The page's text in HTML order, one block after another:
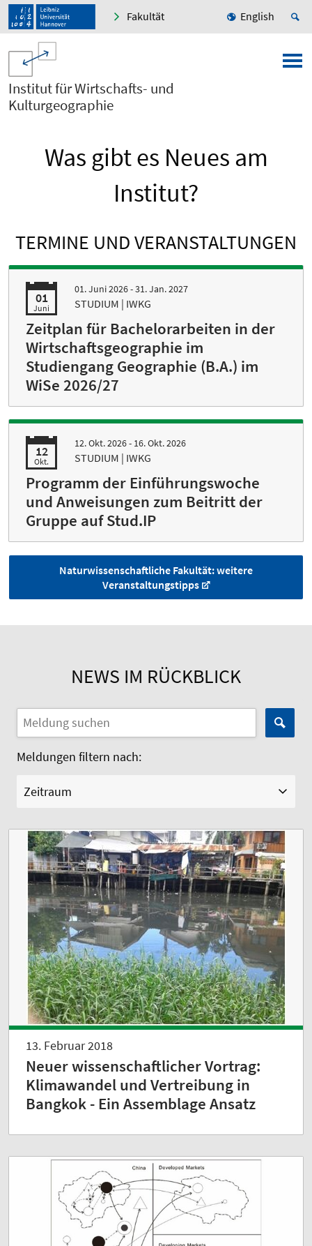
Fakultät English
Institut für Wirtschafts- und
Kulturgeographie
Was gibt es Neues am
Institut?
TERMINE UND VERANSTALTUNGEN
01
Juni
01. Juni 2026 - 31. Jan. 2027
STUDIUM | IWKG
Zeitplan für Bachelorarbeiten in der
Wirtschaftsgeographie im
Studiengang Geographie (B.A.) im
WiSe 2026/27
12
Okt.
12. Okt. 2026 - 16. Okt. 2026
STUDIUM | IWKG
Programm der Einführungswoche
und Anweisungen zum Beitritt der
Gruppe auf Stud.IP
Naturwissenschaftliche Fakultät: weitere
Veranstaltungstipps
NEWS IM RÜCKBLICK
Meldungen filtern nach:
Zeitraum
13. Februar 2018
Neuer wissenschaftlicher Vortrag:
Klimawandel und Vertreibung in
Bangkok - Ein Assemblage Ansatz